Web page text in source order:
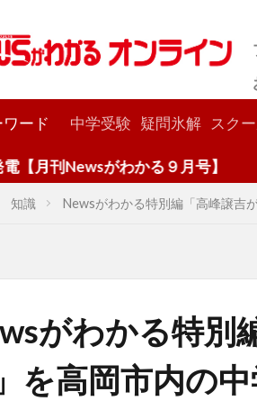
ード 中学受験 疑問氷解 スク
がわかる９月号】
知識 Newsがわかる特別編「高峰譲吉
がわかる特別
を高岡市内の中